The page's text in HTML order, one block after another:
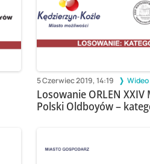
5 Czerwiec 2019, 14:19 Wideo
Losowanie ORLEN
Polski Oldboyów –